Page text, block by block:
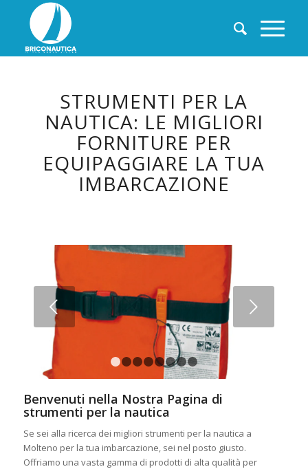
STRUMENTI PER LA
NAUTICA: LE MIGLIORI
FORNITURE PER
EQUIPAGGIARE LA TUA
IMBARCAZIONE
Succ
1 2 3 4 5
Benvenuti nella Nostra Pagina di
strumenti per la nautica
Se sei alla ricerca dei migliori strumenti per la nautica a
Molteno per la tua imbarcazione, sei nel posto giusto.
Offriamo una vasta gamma di prodotti di alta qualità per